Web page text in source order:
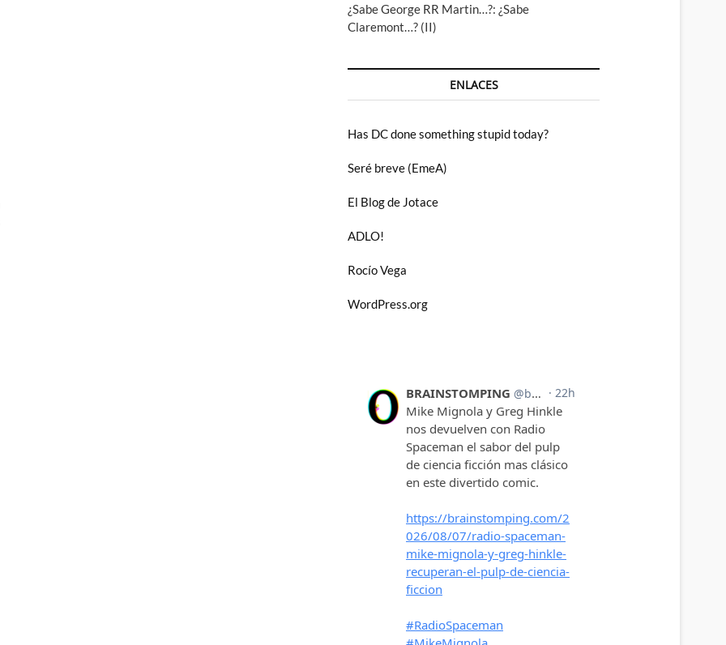
¿Sabe George RR Martin…?: ¿Sabe
Claremont…? (II)
ENLACES
Has DC done something stupid today?
Seré breve (EmeA)
El Blog de Jotace
ADLO!
Rocío Vega
WordPress.org